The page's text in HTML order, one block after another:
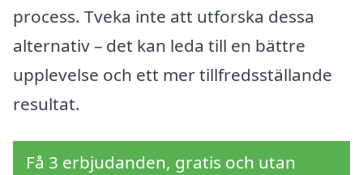
process. Tveka inte att utforska dessa
alternativ – det kan leda till en bättre
upplevelse och ett mer tillfredsställande
resultat.
Få 3 erbjudanden, gratis och utan